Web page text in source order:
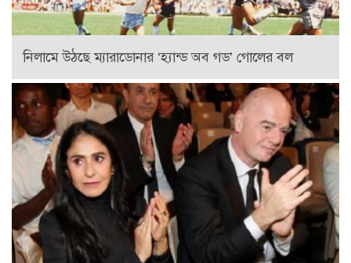
নিলামে উঠছে ম্যারাডোনার ‘হ্যান্ড অব গড’ গোলের বল